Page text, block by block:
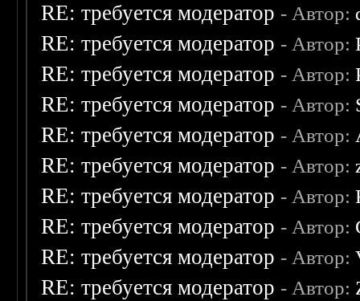
RE: требуется модератор - Автор:
RE: требуется модератор - Автор:
RE: требуется модератор - Автор:
RE: требуется модератор - Автор:
RE: требуется модератор - Автор:
RE: требуется модератор - Автор:
RE: требуется модератор - Автор:
RE: требуется модератор - Автор:
RE: требуется модератор - Автор:
RE: требуется модератор - Автор: